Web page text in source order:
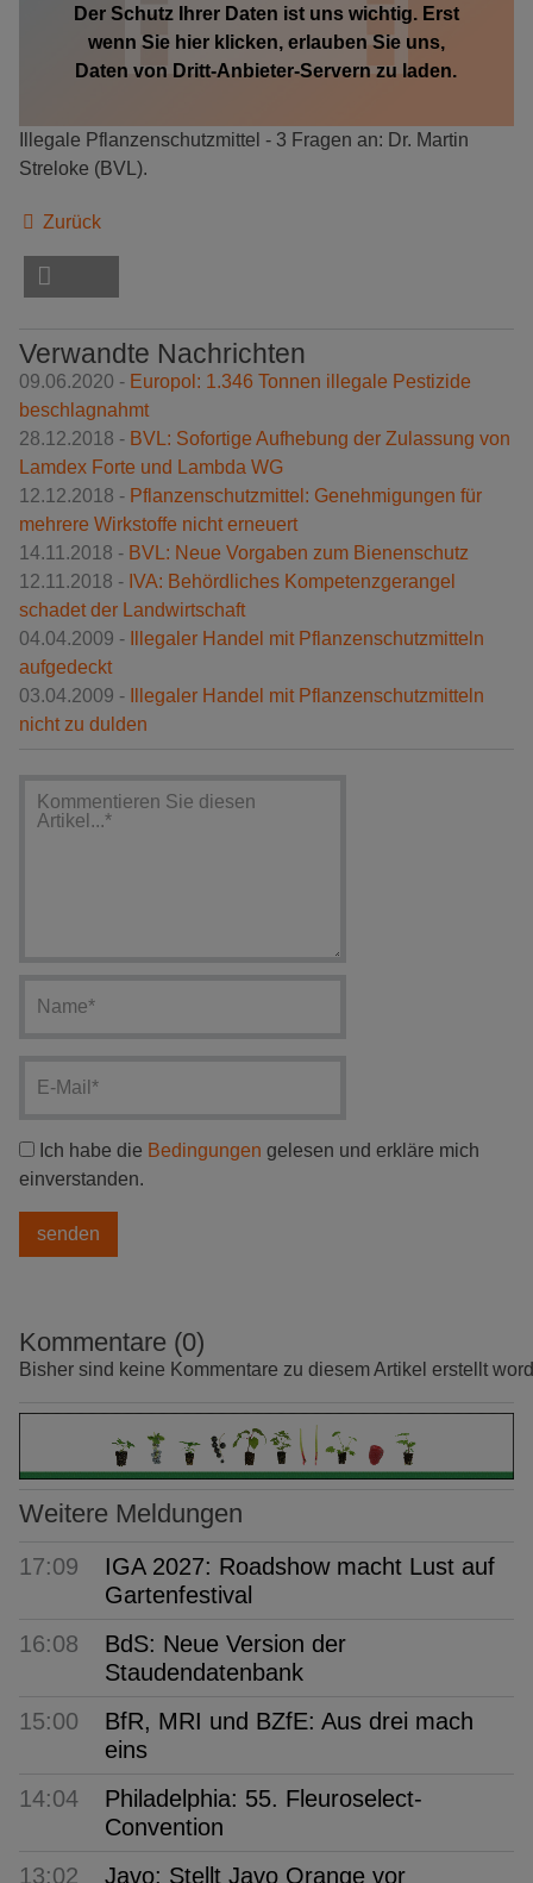
Der Schutz Ihrer Daten ist uns wichtig. Erst
wenn Sie hier klicken, erlauben Sie uns,
Daten von Dritt-Anbieter-Servern zu laden.
Illegale Pflanzenschutzmittel - 3 Fragen an: Dr. Martin
Streloke (BVL).
Zurück
Verwandte Nachrichten
09.06.2020 - Europol: 1.346 Tonnen illegale Pestizide
beschlagnahmt
28.12.2018 - BVL: Sofortige Aufhebung der Zulassung von
Lamdex Forte und Lambda WG
12.12.2018 - Pflanzenschutzmittel: Genehmigungen für
mehrere Wirkstoffe nicht erneuert
14.11.2018 - BVL: Neue Vorgaben zum Bienenschutz
12.11.2018 - IVA: Behördliches Kompetenzgerangel
schadet der Landwirtschaft
04.04.2009 -
Illegaler Handel mit Pflanzenschutzmitteln
aufgedeckt
03.04.2009 -
Illegaler Handel mit Pflanzenschutzmitteln
nicht zu dulden
Ich habe die Bedingungen gelesen und erkläre mich
einverstanden.
Kommentare (0)
Bisher sind keine Kommentare zu diesem Artikel erstellt
Weitere Meldungen
17:09
IGA 2027: Roadshow macht Lust auf
Gartenfestival
16:08
BdS: Neue Version der
Staudendatenbank
15:00
BfR, MRI und BZfE: Aus drei mach
eins
14:04
Philadelphia: 55. Fleuroselect-
Convention
13:02
Javo: Stellt Javo Orange vor